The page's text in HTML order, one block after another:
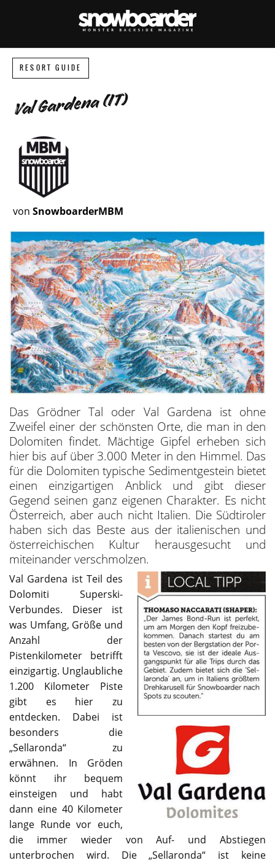
RESORT GUIDE
Val Gardena (IT)
von SnowboarderMBM
Das Grödner Tal oder Val Gardena ist ohne
Zweifel einer der schönsten Orte, die man in den
Dolomiten findet. Mächtige Gipfel erheben sich
hier bis auf über 3.000 Meter in den Himmel. Das
für die Dolomiten typische Sedimentgestein bietet
einen einzigartigen Anblick und gibt dieser
Gegend seinen ganz eigenen Charakter. Es nicht
Österreich, aber auch nicht Italien. Die Südtiroler
haben sich das Beste aus der italienischen und
österreichischen Kultur herausgesucht und
miteinander verschmolzen.
Val Gardena ist Teil des
Dolomiti Superski-
Verbundes. Dieser ist
was Umfang, Größe und
Anzahl der
Pistenkilometer betrifft
einzigartig. Unglaubliche
1.200 Kilometer Piste
gibt es hier zu
entdecken. Dabei ist
besonders die
„Sellaronda“ zu
erwähnen. In Gröden
könnt ihr bequem
einsteigen und habt
dann eine 40 Kilometer
lange Runde vor euch,
die immer wieder von Auf- und Abstiegen
unterbrochen wird. Die „Sellaronda“ ist keine